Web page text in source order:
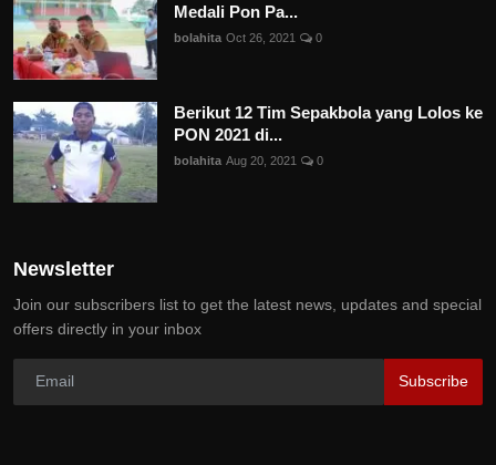
Medali Pon Pa...
bolahita Oct 26, 2021 0
Berikut 12 Tim Sepakbola yang Lolos ke
PON 2021 di...
bolahita Aug 20, 2021 0
Newsletter
Join our subscribers list to get the latest news, updates and special
offers directly in your inbox
Subscribe